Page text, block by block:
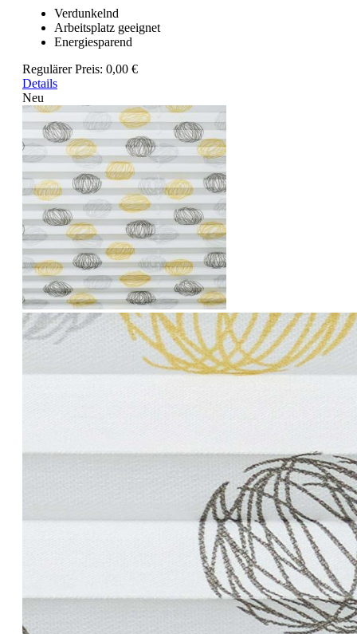
Verdunkelnd
Arbeitsplatz geeignet
Energiesparend
Regulärer Preis: 0,00 €
Details
Neu